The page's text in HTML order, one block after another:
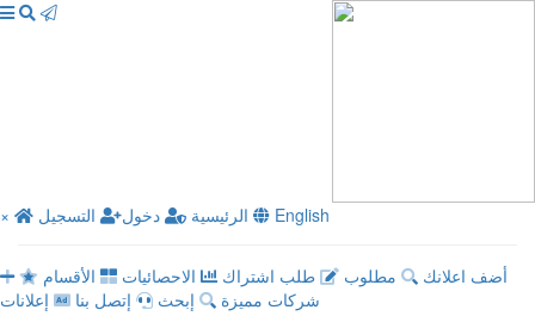
× الرئيسية دخول التسجيل English
أضف اعلانك مطلوب طلب اشتراك الاحصائيات
الأقسام
شركات مميزة
إبحث إتصل بنا إعلانات